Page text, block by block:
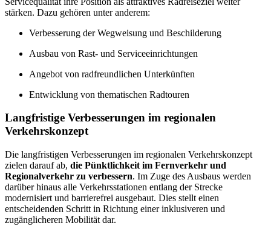
stärken. Dazu gehören unter anderem:
Verbesserung der Wegweisung und Beschilderung
Ausbau von Rast- und Serviceeinrichtungen
Angebot von radfreundlichen Unterkünften
Entwicklung von thematischen Radtouren
Langfristige Verbesserungen im regionalen
Verkehrskonzept
Die langfristigen Verbesserungen im regionalen Verkehrskonzept
zielen darauf ab, die Pünktlichkeit im Fernverkehr und
Regionalverkehr zu verbessern. Im Zuge des Ausbaus werden
darüber hinaus alle Verkehrsstationen entlang der Strecke
modernisiert und barrierefrei ausgebaut. Dies stellt einen
entscheidenden Schritt in Richtung einer inklusiveren und
zugänglicheren Mobilität dar.